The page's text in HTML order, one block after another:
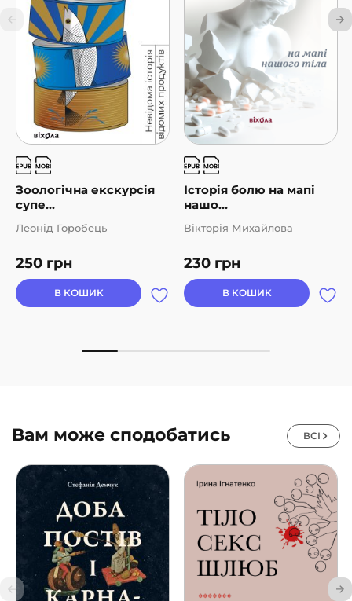
Зоологічна екскурсія
супе...
250 грн
Леонід Горобець
В КОШИК
Історія болю на мапі
нашо...
230 грн
Вікторія Михайлова
В КОШИК
Вам може сподобатись ВСІ